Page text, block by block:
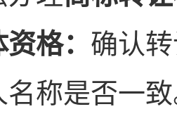
格： 确认
名称是否一